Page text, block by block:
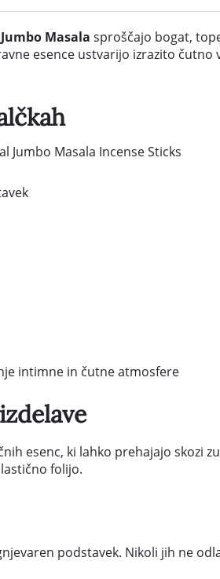
Masala sproščajo bogat,
esence ustvarijo izrazito
Jumbo Masala Incense Sticks
intimne in čutne atmosfere
esenc, ki lahko prehajajo skozi
folijo.
podstavek. Nikoli jih ne